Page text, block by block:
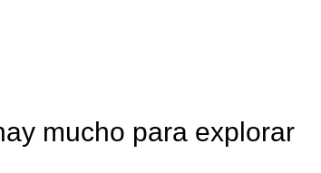
mucho para explorar